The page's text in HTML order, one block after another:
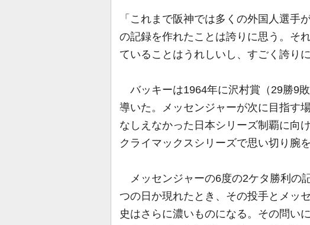
「これまで阪神では多くの外国人選手
の記録を作れたことは誇りに思う。そ
ていることはうれしいし、すごく誇り
バッキーは1964年に沢村賞（29勝9
導いた。メッセンジャーが次に目指す
なしえなかった日本シリーズ制覇に向
クライマックスシリーズで思い切り腕
メッセンジャーの6度の2ケタ勝利の
つの日か現れたとき、その投手とメッ
史はさらに濃いものになる。その問い